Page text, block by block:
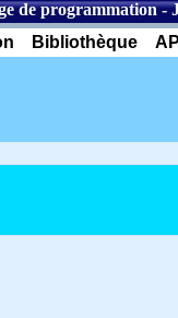
de programmation-
Bibliothèque API